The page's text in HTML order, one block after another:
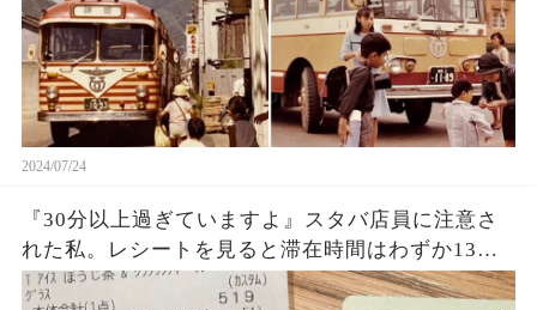
2024/07/24
『30分以上過ぎていますよ』スタバ店員に注意さ
れた私。レシートを見ると滞在時間はわずか13
秒？『For Here 12:59:41』という謎の表示に困